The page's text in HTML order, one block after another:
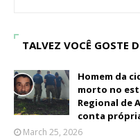
TALVEZ VOCÊ GOSTE
Homem da
morto no
Regional de
conta
March 25, 2026